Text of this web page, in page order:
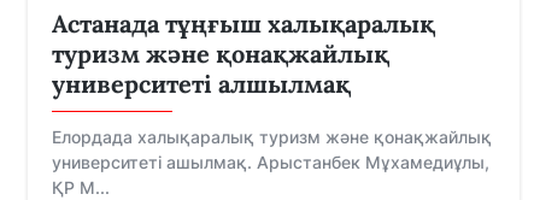
Астанада тұңғыш халықаралық
туризм және қонақжайлық
университеті алшылмақ
Елордада халықаралық туризм және қонақжайлық
университеті ашылмақ. Арыстанбек Мұхамедиұлы,
ҚР М...